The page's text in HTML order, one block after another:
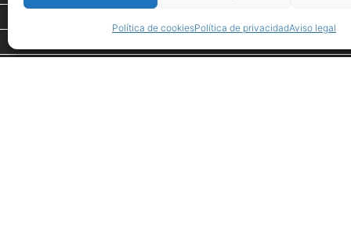
Política de cookiesPolítica de privacidadAviso legal